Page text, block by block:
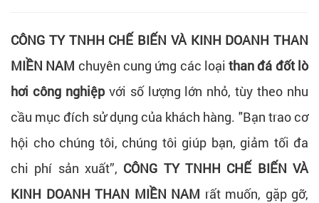
CÔNG TY TNHH CHẾ BIẾN VÀ KINH DOANH THAN
MIỀN NAM chuyên cung ứng các loạithan đá đốt lò
hơi công nghiệpvới số lượng lớn nhỏ, tùy theo nhu
cầu mục đích sử dụng của khách hàng. "Bạn trao cơ
hội cho chúng tôi, chúng tôi giúp bạn, giảm tối đa
chi phí sản xuất”, CÔNG TY TNHH CHẾ BIẾN VÀ
KINH DOANH THAN MIỀN NAM rất muốn, gặp gỡ,